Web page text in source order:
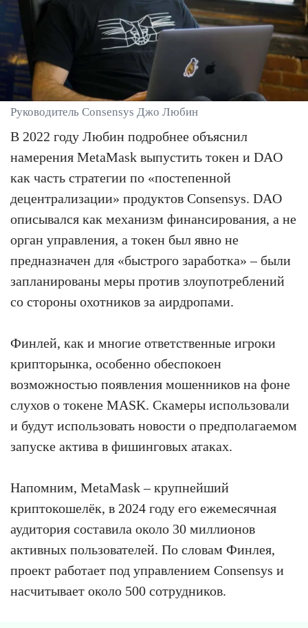
Руководитель Consensys Джо Любин
В 2022 году Любин подробнее объяснил
намерения MetaMask выпустить токен и DAO
как часть стратегии по «постепенной
децентрализации» продуктов Consensys. DAO
описывался как механизм финансирования, а не
орган управления, а токен был явно не
предназначен для «быстрого заработка» – были
запланированы меры против злоупотреблений
со стороны охотников за аирдропами.
Финлей, как и многие ответственные игроки
крипторынка, особенно обеспокоен
возможностью появления мошенников на фоне
слухов о токене MASK. Скамеры использовали
и будут использовать новости о предполагаемом
запуске актива в фишинговых атаках.
Напомним, MetaMask – крупнейший
криптокошелёк, в 2024 году его ежемесячная
аудитория составила около 30 миллионов
активных пользователей. По словам Финлея,
проект работает под управлением Consensys и
насчитывает около 500 сотрудников.